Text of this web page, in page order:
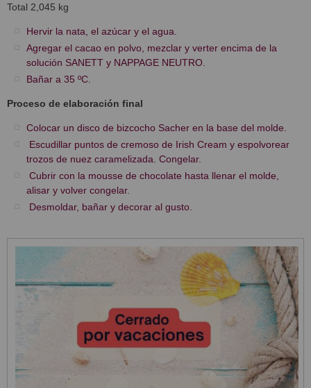
Total 2,045 kg
Hervir la nata, el azúcar y el agua.
Agregar el cacao en polvo, mezclar y verter encima de la
solución SANETT y NAPPAGE NEUTRO.
Bañar a 35 ºC.
Proceso de elaboración final
Colocar un disco de bizcocho Sacher en la base del molde.
Escudillar puntos de cremoso de Irish Cream y espolvorear
trozos de nuez caramelizada. Congelar.
Cubrir con la mousse de chocolate hasta llenar el molde,
alisar y volver congelar.
Desmoldar, bañar y decorar al gusto.